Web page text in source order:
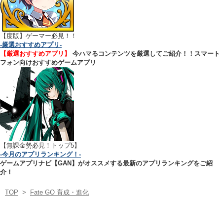
【 度版】ゲーマー必見！！
-厳選おすすめアプリ-
【厳選おすすめアプリ】
今ハマるコンテンツを厳選してご紹介！！スマート
フォン向けおすすめゲームアプリ
【無課金勢必見！トップ5】
-今月のアプリランキング！-
ゲームアプリナビ【GAN】がオススメする最新のアプリランキングをご紹
介！
TOP > Fate GO 育成・進化